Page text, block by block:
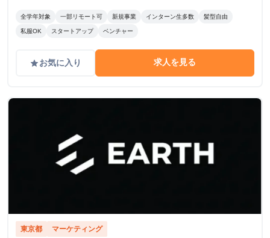
全学年対象 一部リモート可 新規事業 インターン生多数 髪型自由
私服OK スタートアップ ベンチャー
gradeお気に入り 求人を見る
東京都 マーケティング